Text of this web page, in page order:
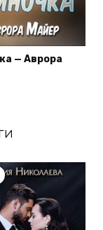
— Аврора